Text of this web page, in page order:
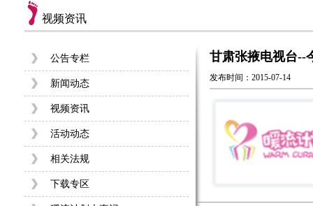
视频资讯
公告专栏
新闻动态
视频资讯
活动动态
相关法规
下载专区
甘肃张掖电视台--
发布时间：2015-07-14